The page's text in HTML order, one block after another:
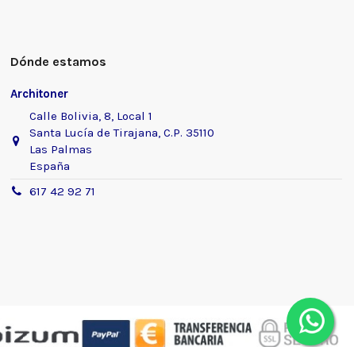
Dónde estamos
Architoner
Calle Bolivia, 8, Local 1
Santa Lucía de Tirajana, C.P. 35110
Las Palmas
España
617 42 92 71